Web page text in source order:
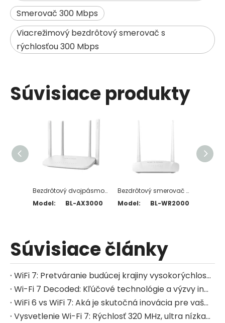
Smerovač 300 Mbps
Viacrežimový bezdrôtový smerovač s
rýchlosťou 300 Mbps
Súvisiace produkty
Bezdrôtový dvojpásmový Wi-Fi 6 smerovač AX3000
Model:
BL-AX3000
Bezdrôtový smerovač WR2000 N300
Model:
BL-WR2000
Súvisiace články
WiFi 7: Pretváranie budúcej krajiny vysokorýchlostného bezdrôtového pripojenia
Wi-Fi 7 Decoded: Kľúčové technológie a výzvy integrácie pre dizajnérov hardvéru
WiFi 6 vs WiFi 7: Aká je skutočná inovácia pre vašu domácu sieť?
Vysvetlenie Wi-Fi 7: Rýchlosť 320 MHz, ultra nízka latencia a Sprievodca globálnymi aplikáciami